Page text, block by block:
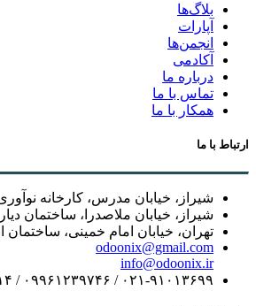
بلاگ‌ها
آپارات
انجمن‌ها
آکادمی
درباره ما
تماس با ما
همکار با ما
ارتباط با ما
شیراز، خیابان مدرس، کارخانه
شیراز، خیابان ملاصدرا، ساختمان دیار
تهران، خیابان امام خمینی، ساختمان
odoonix@gmail.com
info@odoonix.ir
۰۲۱-۹۱۰۱۳۶۹۹ / ۰۹۹۶۱۲۳۹۷۴۶ / ۰۹۱۰۱۹۸۱۷۱۳-۱۴